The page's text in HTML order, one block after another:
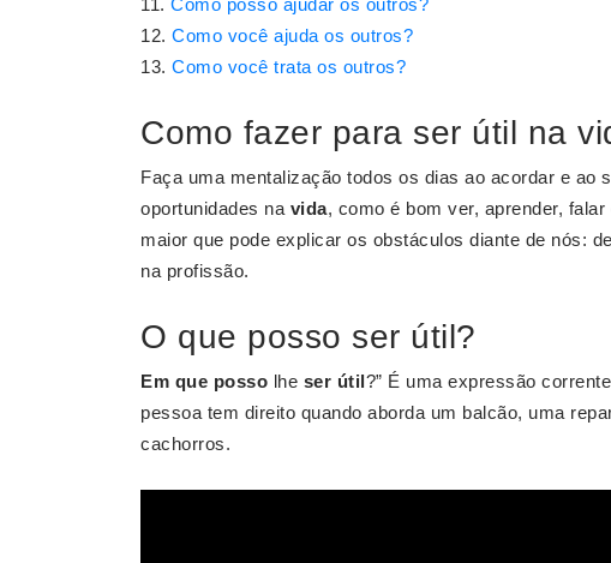
Como posso ajudar os outros?
Como você ajuda os outros?
Como você trata os outros?
Como fazer para ser útil na
Faça uma mentalização todos os dias ao acordar e ao
oportunidades na vida, como é bom ver, aprender,
maior que pode explicar os obstáculos diante de nós:
na profissão.
O que posso ser útil?
Em que posso lhe ser útil?” É uma expressão
pessoa tem direito quando aborda um balcão, uma
cachorros.